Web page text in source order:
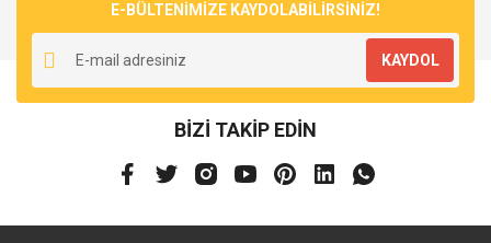
E-BÜLTENİMİZE KAYDOLABİLİRSİNİZ!
KAYDOL
BİZİ TAKİP EDİN